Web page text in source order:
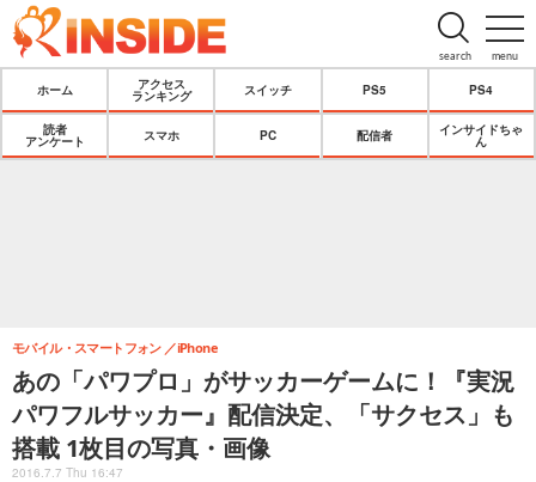
menu
search
ホーム
アクセス
ランキング
スイッチ PS5 PS4
読者
アンケート
スマホ PC 配信者
インサイドちゃ
ん
あの「パワプロ」がサッカーゲームに！『実況
パワフルサッカー』配信決定、「サクセス」も
搭載 1枚目の写真・画像
モバイル・スマートフォン iPhone
2016.7.7 Thu 16:47